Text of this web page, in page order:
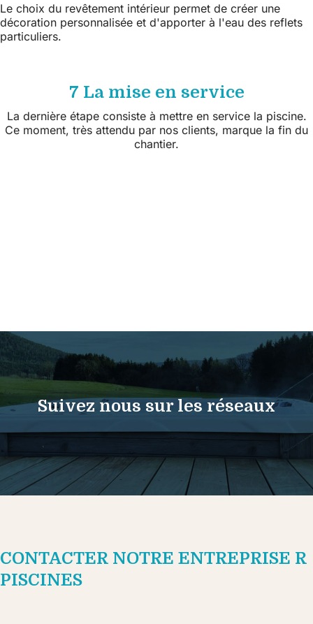
Le choix du revêtement intérieur permet de créer une
décoration personnalisée et d'apporter à l'eau des reflets
particuliers.
7 La mise en service
La dernière étape consiste à mettre en service la piscine.
Ce moment, très attendu par nos clients, marque la fin du
chantier.
Suivez nous sur les réseaux
CONTACTER NOTRE ENTREPRISE R
PISCINES